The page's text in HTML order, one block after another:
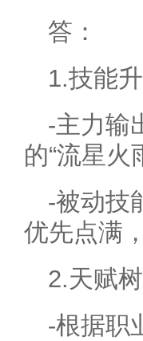
答：
1.技能
-主力输
的“流星火
-被动技
优先点满
2.天赋
-根据职